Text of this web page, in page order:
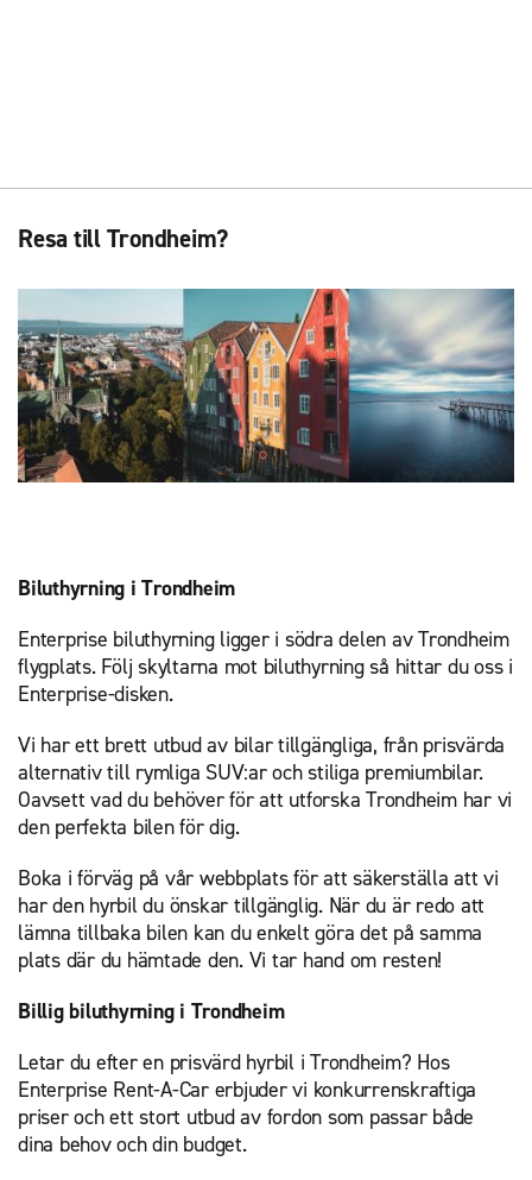
Resa till Trondheim?
Biluthyrning i Trondheim
Enterprise biluthyrning ligger i södra delen av Trondheim
flygplats. Följ skyltarna mot biluthyrning så hittar du oss i
Enterprise-disken.
Vi har ett brett utbud av bilar tillgängliga, från prisvärda
alternativ till rymliga SUV:ar och stiliga premiumbilar.
Oavsett vad du behöver för att utforska Trondheim har vi
den perfekta bilen för dig.
Boka i förväg på vår webbplats för att säkerställa att vi
har den hyrbil du önskar tillgänglig. När du är redo att
lämna tillbaka bilen kan du enkelt göra det på samma
plats där du hämtade den. Vi tar hand om resten!
Billig biluthyrning i Trondheim
Letar du efter en prisvärd hyrbil i Trondheim? Hos
Enterprise Rent-A-Car erbjuder vi konkurrenskraftiga
priser och ett stort utbud av fordon som passar både
dina behov och din budget.